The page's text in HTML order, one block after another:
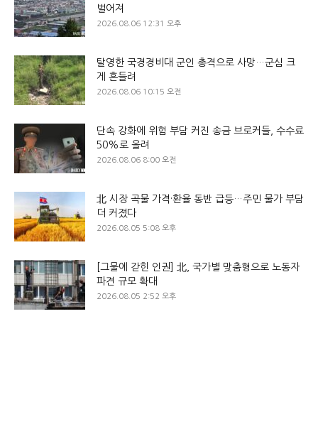
벌어져
2026.08.06 12:31 오후
탈영한 국경경비대 군인 총격으로 사망…군심 크
게 흔들려
2026.08.06 10:15 오전
단속 강화에 위험 부담 커진 송금 브로커들, 수수료
50%로 올려
2026.08.06 8:00 오전
北 시장 곡물 가격·환율 동반 급등…주민 물가 부담
더 커졌다
2026.08.05 5:08 오후
[그물에 갇힌 인권] 北, 국가별 맞춤형으로 노동자
파견 규모 확대
2026.08.05 2:52 오후